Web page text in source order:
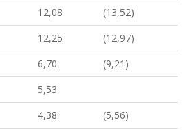
12,08
(13,52)
12,25
(12,97)
6,70
(9,21)
5,53
4,38
(5,56)